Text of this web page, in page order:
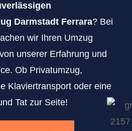
Darmstadt Ferrara? Bei
wir Ihren Umzug
unserer Erfahrung und
Ob Privatumzug,
Klaviertransport oder eine
Tat zur Seite!